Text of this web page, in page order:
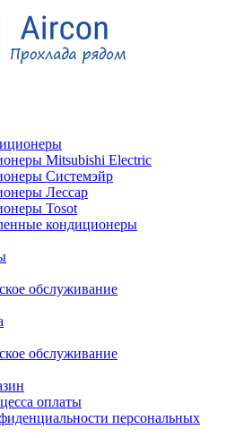
Mitsubishi Electric
Системэйр
Лессар
Tosot
кондиционеры
обслуживание
обслуживание
оплаты
персональных